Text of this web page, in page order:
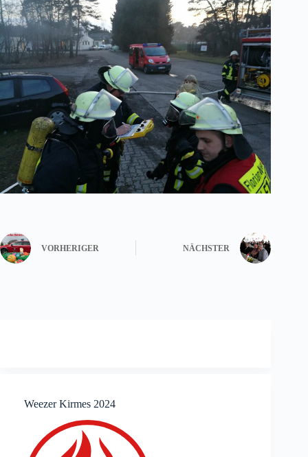
VORHERIGER NÄCHSTER
Weezer Kirmes 2024